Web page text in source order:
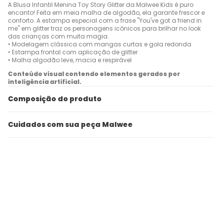
A Blusa Infantil Menina Toy Story Glitter da Malwee Kids é puro
encanto! Feita em meia malha de algodão, ela garante frescor e
conforto. A estampa especial com a frase "You've got a friend in
me" em glitter traz os personagens icônicos para brilhar no look
das crianças com muita magia.
• Modelagem clássica com mangas curtas e gola redonda
• Estampa frontal com aplicação de glitter
• Malha algodão leve, macia e respirável
Conteúdo visual contendo elementos gerados por
inteligência artificial.
Composição do produto
Cuidados com sua peça Malwee